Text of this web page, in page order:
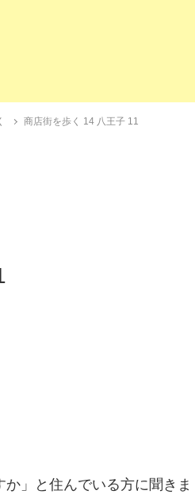
商店街を歩く 14 八王子 11
」と住んでいる方に聞きま